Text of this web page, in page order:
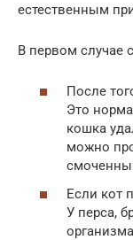
естественным
В первом случае
После
Это
кошка
можно
Если кот
У перса,